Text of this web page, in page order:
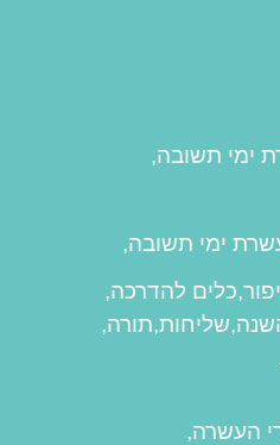
ימי תשובה
ימי תשובה
כלים להדרכה
שליחות תורה
העשרה